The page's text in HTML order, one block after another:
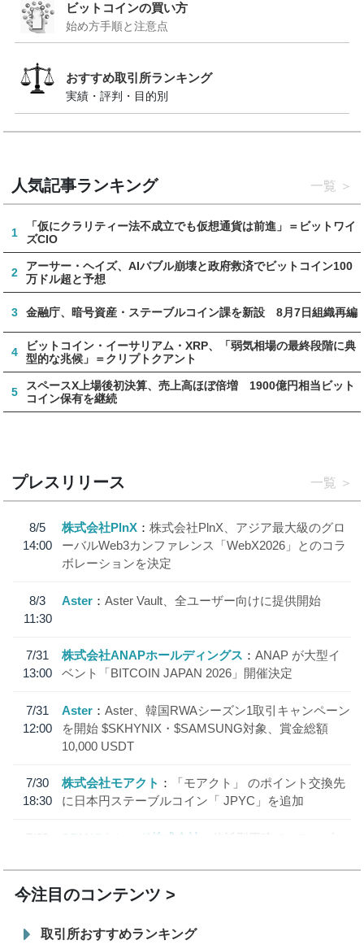
ビットコインの買い方
始め方手順と注意点
おすすめ取引所ランキング
実績・評判・目的別
人気記事ランキング 一覧
1
「仮にクラリティー法不成立でも仮想通貨は前進」＝ビットワイ
ズCIO
2
アーサー・ヘイズ、AIバブル崩壊と政府救済でビットコイン100
万ドル超と予想
3 金融庁、暗号資産・ステーブルコイン課を新設 8月7日組織再編
4
ビットコイン・イーサリアム・XRP、「弱気相場の最終段階に典
型的な兆候」＝クリプトクアント
5
スペースX上場後初決算、売上高ほぼ倍増 1900億円相当ビット
コイン保有を継続
プレスリリース 一覧
8/5
14:00
株式会社PlnX
株式会社PlnX、アジア最大級のグロ
ーバルWeb3カンファレンス「WebX2026」とのコラ
ボレーションを決定
8/3
11:30
Aster Aster Vault、全ユーザー向けに提供開始
7/31
13:00
株式会社ANAPホールディングス
ANAP が大型イ
ベント「BITCOIN JAPAN 2026」開催決定
7/31
12:00
Aster
Aster、韓国RWAシーズン1取引キャンペーン
を開始 $SKHYNIX・$SAMSUNG対象、賞金総額
10,000 USDT
7/30
18:30
株式会社モアクト
「モアクト」 のポイント交換先
に日本円ステーブルコイン「 JPYC」を追加
7/29
SBI VCトレード株式会社
信託型円建てステーブル
今注目のコンテンツ
取引所おすすめランキング